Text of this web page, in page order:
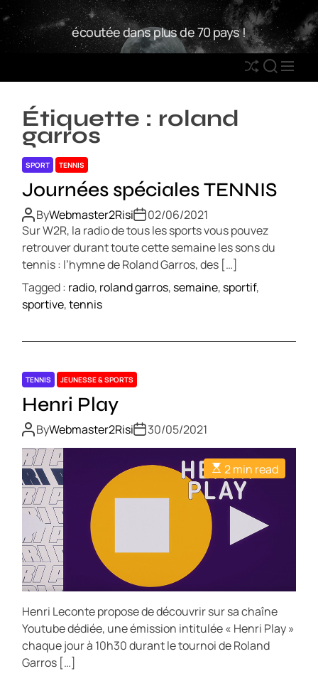
S
k
i
W
2
R
écoutée dans plus de 70 pays !
S
h
S
E
M
E
Étiquette : roland
garros
SPORT TENNIS
Journées spéciales TENNIS
ByWebmaster2Risi
02/06/2021
Sur W2R, la radio de tous les sports vous pouvez
retrouver durant toute cette semaine les sons du
tennis : l’hymne de Roland Garros, des […]
Tagged : radio, roland garros, semaine, sportif,
sportive,tennis
TENNIS JEUNESSE & SPORTS
Henri Play
ByWebmaster2Risi 30/05/2021
2 min read
Henri Leconte propose de découvrir sur sa chaîne
Youtube dédiée, une émission intitulée « Henri Play »
chaque jour à 10h30 durant le tournoi de Roland
Garros […]